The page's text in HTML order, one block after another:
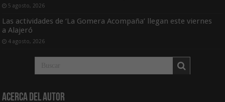
5 agosto, 2026
Las actividades de ‘La Gomera Acompaña’ llegan este viernes
a Alajeró
4 agosto, 2026
Acerca del Autor